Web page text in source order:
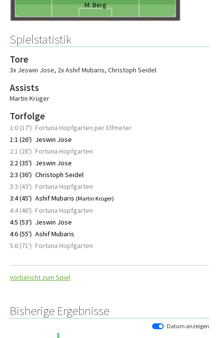
M. Berg
Spielstatistik
Tore
3x Jeswin Jose, 2x Ashif Mubaris, Christoph Seidel
Assists
Martin Krüger
Torfolge
1:0 (17') Fortuna Hopfgarten per Elfmeter
1:1 (26') Jeswin Jose
2:1 (28') Fortuna Hopfgarten
2:2 (35') Jeswin Jose
2:3 (36') Christoph Seidel
3:3 (43') Fortuna Hopfgarten
3:4 (45') Ashif Mubaris (Martin Krüger)
4:4 (46') Fortuna Hopfgarten
4:5 (53') Jeswin Jose
4:6 (55') Ashif Mubaris
5:6 (71') Fortuna Hopfgarten
Vorbericht zum Spiel
Bisherige Ergebnisse
Datum anzeigen